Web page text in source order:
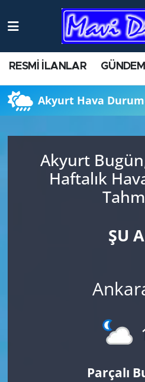
RESMİ İLANLAR GÜNDEM
Akyurt Hava
Akyurt
Haftalık
ŞU
Parçalı
ANTİK YERLER
AYDIN
BİLİM VE TEKNOLOJİ
ÇEVRE
HABERDE İNSAN
KÜLTÜR SANAT
Nöbetçi Eczaneler
Namaz Vakitleri
Trafik Durumu
Süper Lig Puan
Tüm Manşetler